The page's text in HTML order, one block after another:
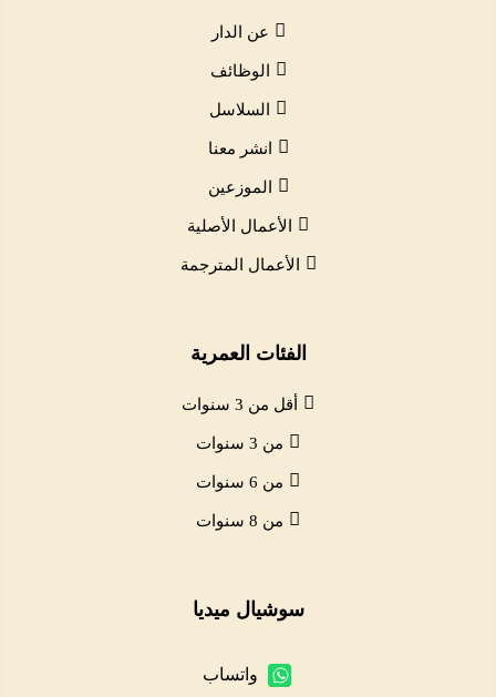
عن الدار
الوظائف
السلاسل
انشر معنا
الموزعين
الأعمال الأصلية
الأعمال المترجمة
الفئات العمرية
أقل من 3 سنوات
من 3 سنوات
من 6 سنوات
من 8 سنوات
سوشيال ميديا
واتساب